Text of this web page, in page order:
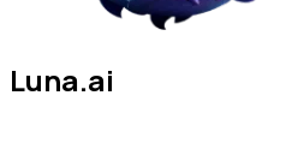
Luna.ai